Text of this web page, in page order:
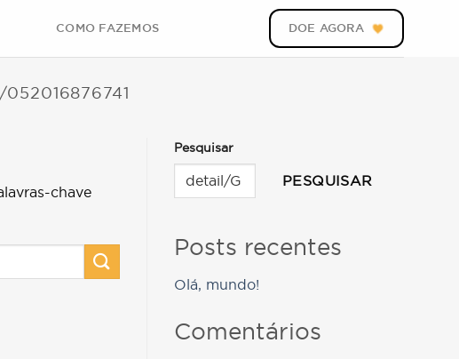
COMO FAZEMOS DOE AGORA
chave
Pesquisar
PESQUISAR
Posts recentes
Olá, mundo!
Comentários